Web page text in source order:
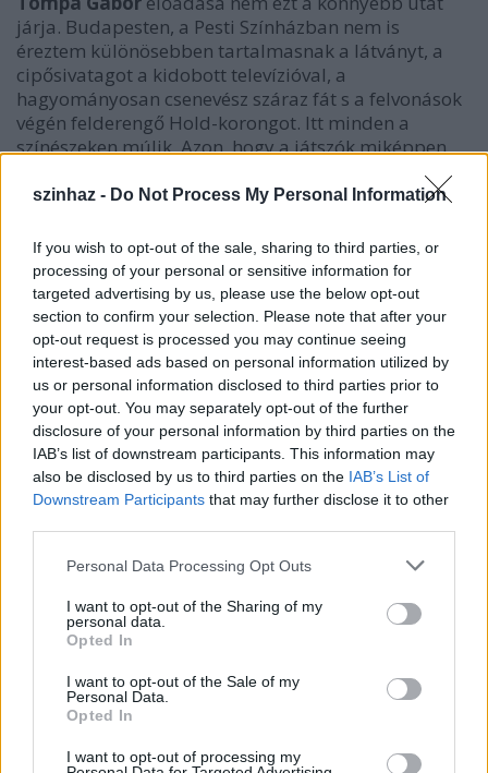
szinhaz - Do Not Process My Personal Information
If you wish to opt-out of the sale, sharing to third parties, or
processing of your personal or sensitive information for
targeted advertising by us, please use the below opt-out
section to confirm your selection. Please note that after your
opt-out request is processed you may continue seeing
interest-based ads based on personal information utilized by
us or personal information disclosed to third parties prior to
your opt-out. You may separately opt-out of the further
disclosure of your personal information by third parties on the
IAB’s list of downstream participants. This information may
also be disclosed by us to third parties on the IAB’s List of
Downstream Participants that may further disclose it to other
Please note that this website/app uses one or more Google
not limited to your visit or usage behaviour. You may click to
grant or deny consent to Google and its third-party tags to
use your data for below specified purposes in below Google
consent section.
Personal Data Processing Opt Outs
I want to opt-out of the Sharing of my
personal data.
Opted In
I want to opt-out of the Sale of my
Personal Data.
Opted In
I want to opt-out of processing my
járja. Budapesten, a Pesti Színházban nem is
éreztem különösebben tartalmasnak a látványt, a
cipősivatagot a kidobott televízióval, a
hagyományosan csenevész száraz fát s a felvonások
végén felderengő Hold-korongot. Itt minden a
színészeken múlik. Azon, hogy a játszók miképpen
értelmetlenségének élményére. A rendező
milyen külsőségeket teremt a két párhuzamos
eseménysort elmondó felvonás köré, bár
természetesen a miliő megszabja azt a hangulati
kört, amelyben a színészek mozoghatnak.Both
András díszlete természetesen halványan céloz a
holokausztjelképként is felfogható elhagyott cipőkre,
amelyekből eltávoztak egykori viselőik, de éppen
csak annyira, hogy még nem korlátozza a szöveg
sokkal tágasabb jelentéstartományát.
Sepsiszentgyörgyi Tamási Áron Színház
művészei segítségével a rendező, s nyilván a rendező
irányításával a színészek roppant gazdagon
árnyalják a lét értelmetlenségéhez való érzelmi
viszonyt, az élet tragikusan groteszk, s egyúttal
nevetségesen fájdalmas voltának érzetét.
Ez az előadás nem felismertetni próbálja a rég
tudottat, hanem átélhetővé teszi azt.
Nem éri be azzal, hogy a bohóckodást kesernyésnek,
a formákhoz való ragaszkodást hamisságnak, a